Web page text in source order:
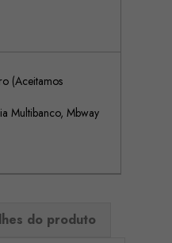
(Aceitamos
Multibanco, Mbway
do produto